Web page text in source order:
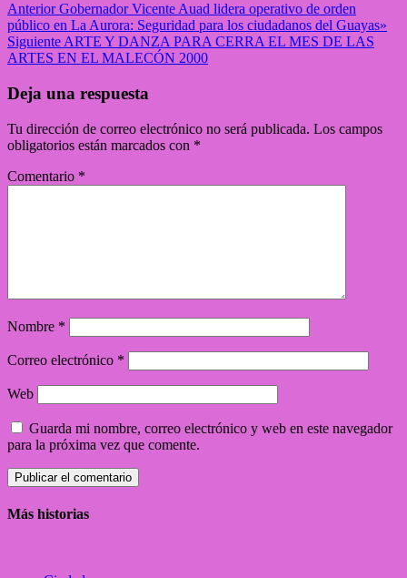
AnteriorGobernador Vicente Auad lidera operativo de orden
público en La Aurora: Seguridad para los ciudadanos del Guayas»
Siguiente ARTE Y DANZA PARA CERRA EL MES DE LAS
ARTES EN EL MALECÓN 2000
Deja una respuesta
Tu dirección de correo electrónico no será publicada. Los campos
obligatorios están marcados con *
Comentario *
Nombre *
Correo electrónico *
Web
Guarda mi nombre, correo electrónico y web en este navegador
para la próxima vez que comente.
Más historias